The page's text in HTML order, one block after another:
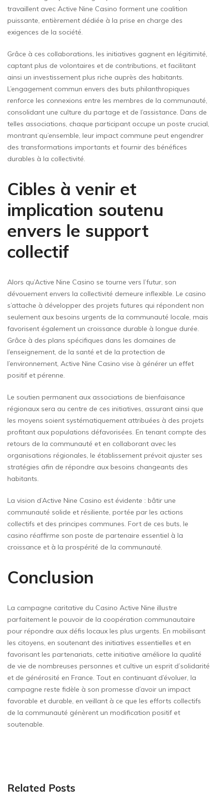
travaillent avec Active Nine Casino forment une coalition
puissante, entièrement dédiée à la prise en charge des
exigences de la société.
Grâce à ces collaborations, les initiatives gagnent en légitimité,
captant plus de volontaires et de contributions, et facilitant
ainsi un investissement plus riche auprès des habitants.
L’engagement commun envers des buts philanthropiques
renforce les connexions entre les membres de la communauté,
consolidant une culture du partage et de l’assistance. Dans de
telles associations, chaque participant occupe un poste crucial,
montrant qu’ensemble, leur impact commune peut engendrer
des transformations importants et fournir des bénéfices
durables à la collectivité.
Cibles à venir et
implication soutenu
envers le support
collectif
Alors qu’Active Nine Casino se tourne vers l’futur, son
dévouement envers la collectivité demeure inflexible. Le casino
s’attache à développer des projets futures qui répondent non
seulement aux besoins urgents de la communauté locale, mais
favorisent également un croissance durable à longue durée.
Grâce à des plans spécifiques dans les domaines de
l’enseignement, de la santé et de la protection de
l’environnement, Active Nine Casino vise à générer un effet
positif et pérenne.
Le soutien permanent aux associations de bienfaisance
régionaux sera au centre de ces initiatives, assurant ainsi que
les moyens soient systématiquement attribuées à des projets
profitant aux populations défavorisées. En tenant compte des
retours de la communauté et en collaborant avec les
organisations régionales, le établissement prévoit ajuster ses
stratégies afin de répondre aux besoins changeants des
habitants.
La vision d’Active Nine Casino est évidente : bâtir une
communauté solide et résiliente, portée par les actions
collectifs et des principes communes. Fort de ces buts, le
casino réaffirme son poste de partenaire essentiel à la
croissance et à la prospérité de la communauté.
Conclusion
La campagne caritative du Casino Active Nine illustre
parfaitement le pouvoir de la coopération communautaire
pour répondre aux défis locaux les plus urgents. En mobilisant
les citoyens, en soutenant des initiatives essentielles et en
favorisant les partenariats, cette initiative améliore la qualité
de vie de nombreuses personnes et cultive un esprit d’solidarité
et de générosité en France. Tout en continuant d’évoluer, la
campagne reste fidèle à son promesse d’avoir un impact
favorable et durable, en veillant à ce que les efforts collectifs
de la communauté génèrent un modification positif et
soutenable.
Related Posts